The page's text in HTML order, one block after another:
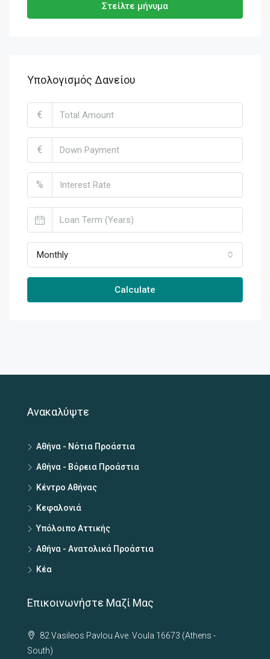
Στείλτε μήνυμα
Υπολογισμός Δανείου
€
€
%
Monthly
Calculate
Ανακαλύψτε
Αθήνα - Νότια Προάστια
Αθήνα - Βόρεια Προάστια
Κέντρο Αθήνας
Κεφαλονιά
Υπόλοιπο Αττικής
Αθήνα - Ανατολικά Προάστια
Κέα
Επικοινωνήστε Μαζί Μας
82 Vasileos Pavlou Ave. Voula 16673 (Athens -
South)